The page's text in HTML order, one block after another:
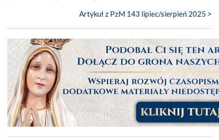
Artykuł z PzM 143 lipiec/sierpień 2025 >